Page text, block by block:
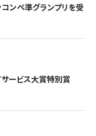
ンペ準グランプリを受
ービス大賞特別賞